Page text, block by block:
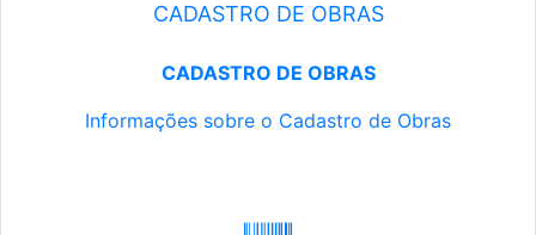
CADASTRO DE OBRAS
CADASTRO DE OBRAS
Informações sobre o Cadastro de Obras